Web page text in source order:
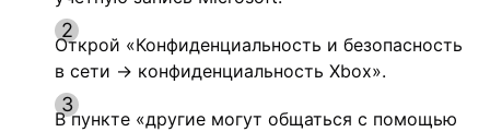
Открой «Конфиденциальность и безопасность
в сети → конфиденциальность Xbox».
В пункте «другие могут общаться с помощью